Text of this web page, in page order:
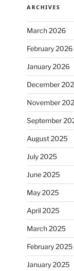
ARCHIVES
March 2026
February 2026
January 2026
December
November
September
August 2025
July 2025
June 2025
May 2025
April 2025
March 2025
February 2025
January 2025